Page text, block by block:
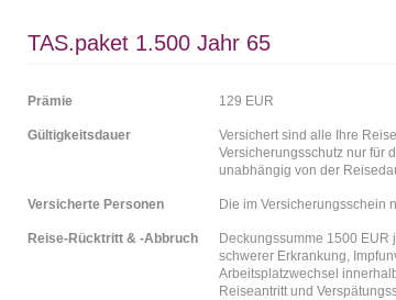
TAS.paket 1.500 Jahr 65
Prämie 129 EUR
Gültigkeitsdauer
Versichert sind alle Ihre
Versicherungsschutz nur für
unabhängig von der
Versicherte Personen Die im Versicherungsschein
Reise-Rücktritt & -Abbruch
Deckungssumme 1500
schwerer Erkrankung,
Arbeitsplatzwechsel
Reiseantritt und